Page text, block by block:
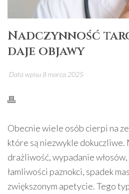
Nadczynność
daje objawy
Data wpisu 8 marca 2025
Obecnie wiele osób cierpi na
które są niezwykle dokuczliwe.
drażliwość, wypadanie
łamliwości paznokci, spadek
zwiększonym apetycie. Tego